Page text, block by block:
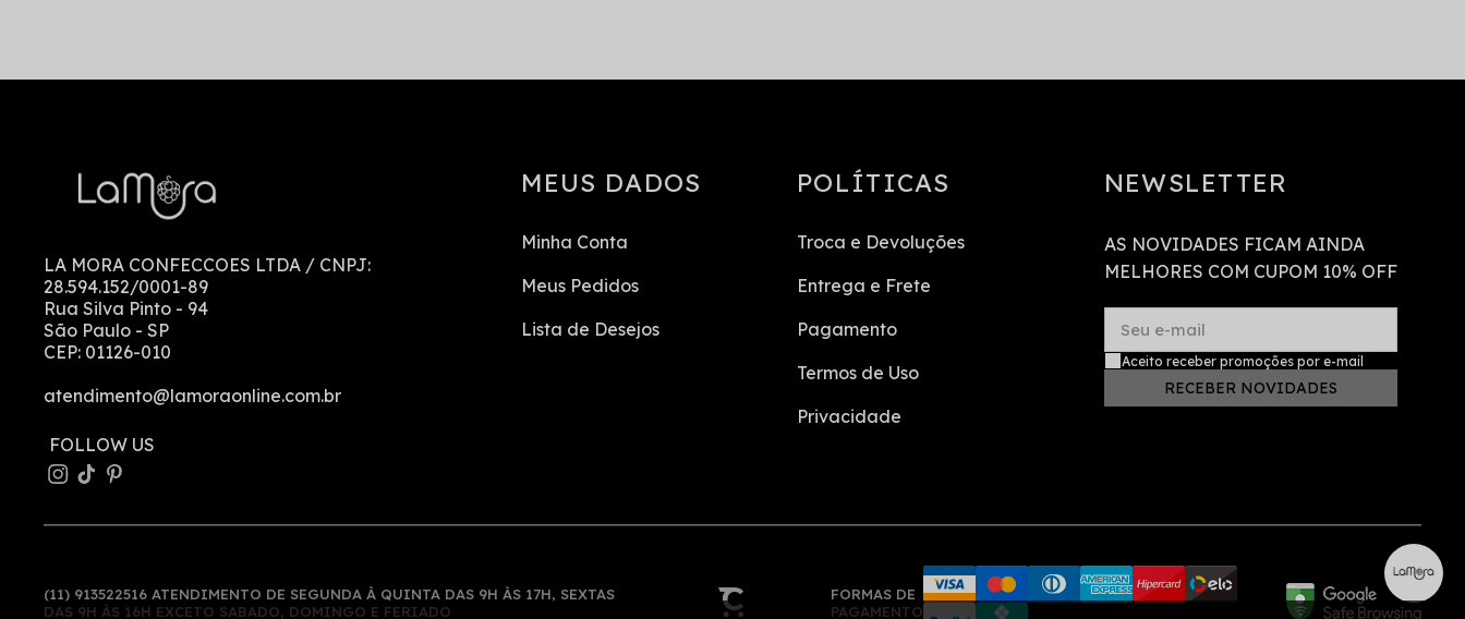
LA MORA CONFECCOES LTDA / CNPJ:
28.594.152/0001-89
Rua Silva Pinto - 94
São Paulo - SP
CEP: 01126-010
atendimento@lamoraonline.com.br
MEUS DADOS
Minha Conta
Meus Pedidos
Lista de Desejos
POLÍTICAS
Troca e Devoluções
Entrega e Frete
Pagamento
Termos de Uso
Privacidade
NEWSLETTER
AS NOVIDADES FICAM AINDA
MELHORES COM CUPOM 10% OFF
Seu e-mail
RECEBER NOVIDADES
Aceito receber promoções por e-mail
(11) 913522516 ATENDIMENTO DE SEGUNDA À QUINTA DAS 9H ÀS 17H, SEXTAS
DAS 9H ÀS 16H EXCETO SABADO, DOMINGO E FERIADO
FORMAS DE
PAGAMENTO